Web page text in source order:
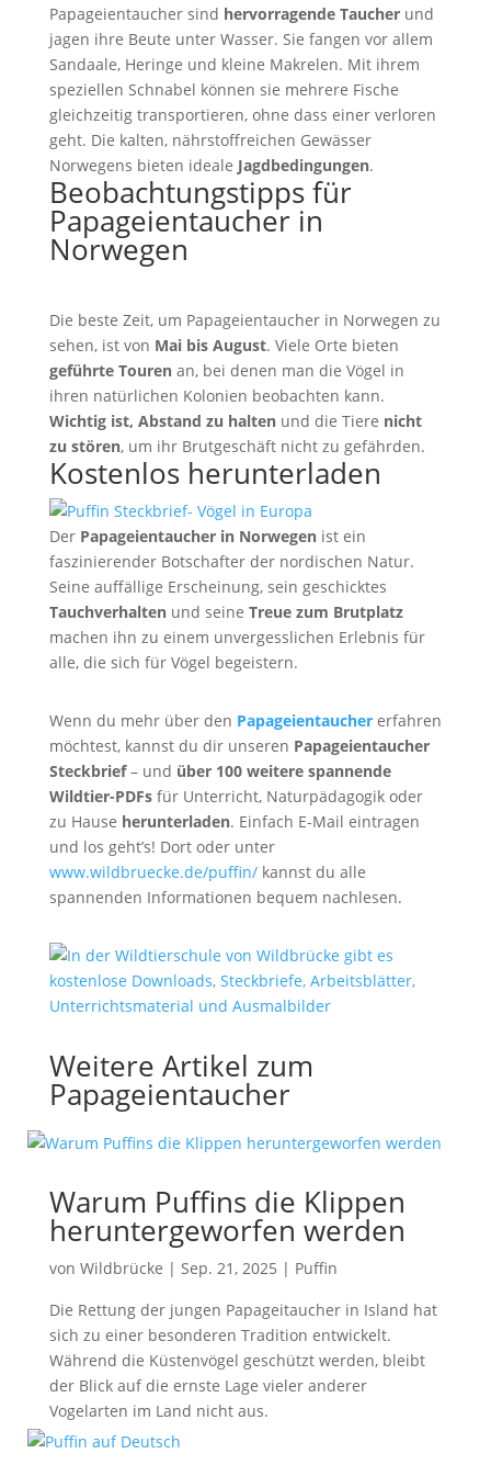
Papageientaucher sind hervorragende Taucherund
jagen ihre Beute unter Wasser. Sie fangen vor allem
Sandaale, Heringe und kleine Makrelen. Mit ihrem
speziellen Schnabel können sie mehrere Fische
gleichzeitig transportieren, ohne dass einer verloren
geht. Die kalten, nährstoffreichen Gewässer
Norwegens bieten ideale Jagdbedingungen.
Beobachtungstipps für
Papageientaucher in
Norwegen
Die beste Zeit, um Papageientaucher in Norwegen zu
sehen, ist von Mai bis August. Viele Orte bieten
geführte Tourenan, bei denen man die Vögel in
ihren natürlichen Kolonien beobachten kann.
Wichtig ist, Abstand zu haltenund die Tiere nicht
zu stören, um ihr Brutgeschäft nicht zu gefährden.
Kostenlos herunterladen
Der Papageientaucher in Norwegenist ein
faszinierender Botschafter der nordischen Natur.
Seine auffällige Erscheinung, sein geschicktes
Tauchverhaltenund seine Treue zum Brutplatz
machen ihn zu einem unvergesslichen Erlebnis für
alle, die sich für Vögel begeistern.
Wenn du mehr über den Papageientaucher erfahren
möchtest, kannst du dir unseren Papageientaucher
Steckbrief– und über 100 weitere spannende
Wildtier-PDFsfür Unterricht, Naturpädagogik oder
zu Hause herunterladen. Einfach E-Mail eintragen
und los geht’s! Dort oder unter
www.wildbruecke.de/puffin/kannst du alle
spannenden Informationen bequem nachlesen.
Weitere Artikel zum
Papageientaucher
Warum Puffins die Klippen
heruntergeworfen werden
von Wildbrücke | Sep. 21, 2025 | Puffin
Die Rettung der jungen Papageitaucher in Island hat
sich zu einer besonderen Tradition entwickelt.
Während die Küstenvögel geschützt werden, bleibt
der Blick auf die ernste Lage vieler anderer
Vogelarten im Land nicht aus.